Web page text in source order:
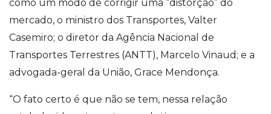
como um modo de corrigir uma “distorção” do
mercado, o ministro dos Transportes, Valter
Casemiro; o diretor da Agência Nacional de
Transportes Terrestres (ANTT), Marcelo Vinaud; e a
advogada-geral da União, Grace Mendonça.
“O fato certo é que não se tem, nessa relação